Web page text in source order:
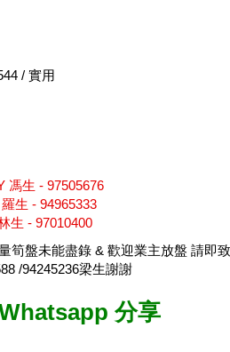
/ 實用
馮生 - 97505676
生 - 94965333
生 - 97010400
筍盤未能盡錄 & 歡迎業主放盤 請即
/94245236梁生謝謝
分享